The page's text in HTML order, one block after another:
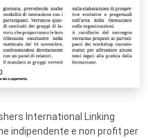
International Linking
indipendente e non profit per